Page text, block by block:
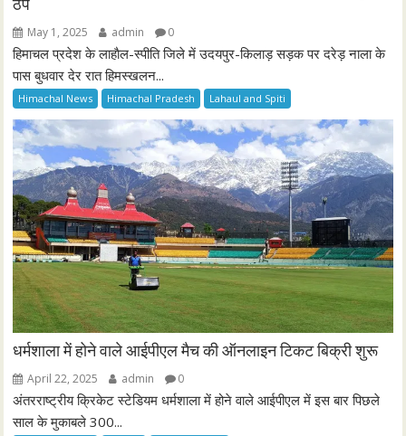
ठप
May 1, 2025 admin 0
हिमाचल प्रदेश के लाहाैल-स्पीति जिले में उदयपुर-किलाड़ सड़क पर दरेड़ नाला के
पास बुधवार देर रात हिमस्खलन...
Himachal News Himachal Pradesh Lahaul and Spiti
धर्मशाला में होने वाले आईपीएल मैच की ऑनलाइन टिकट बिक्री शुरू
April 22, 2025 admin 0
अंतरराष्ट्रीय क्रिकेट स्टेडियम धर्मशाला में होने वाले आईपीएल में इस बार पिछले
साल के मुकाबले 300...